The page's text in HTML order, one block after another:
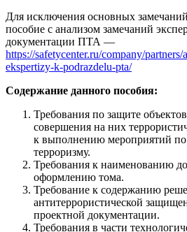
Для исключения основных
пособие с анализом замечаний
документации ПТА —
https://safetycenter.ru/company/
ekspertizy-k-podrazdelu-pta/
Содержание данного пособия:
Требования по защите
совершения на них
к выполнению мероприятий
терроризму.
Требования к наименованию
оформлению тома.
Требование к содержанию
антитеррористической
проектной документации.
Требования в части